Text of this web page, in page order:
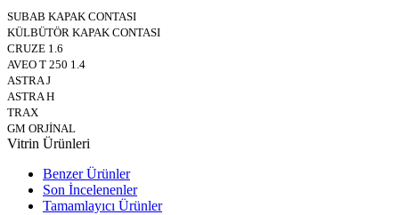
SUBAB KAPAK CONTASI
KÜLBÜTÖR KAPAK CONTASI
CRUZE 1.6
AVEO T 250 1.4
ASTRA J
ASTRA H
TRAX
GM ORJİNAL
Vitrin Ürünleri
Benzer Ürünler
Son İncelenenler
Tamamlayıcı Ürünler